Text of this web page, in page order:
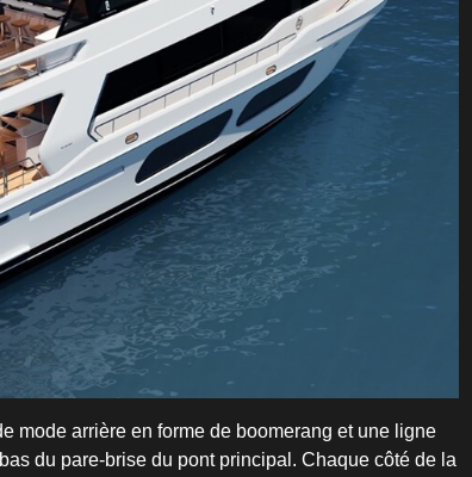
mode arrière en forme de boomerang et une ligne
du pare-brise du pont principal. Chaque côté de la